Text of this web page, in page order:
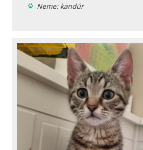
Neme: kandúr
Féreghajtva
Ivartalanítva
Chipje van
Szobatiszta
Oltási könyv
Fajta: házimacska